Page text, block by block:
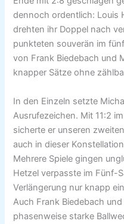
dennoch ordentlich: Louis
drehten ihr Doppel nach
punkteten souverän im
von Frank Biedebach und
knapper Sätze ohne
In den Einzeln setzte
Ausrufezeichen. Mit 11:2
sicherte er unseren
auch in dieser
Mehrere Spiele gingen
Hetzel verpasste im Fünf-
Verlängerung nur knapp
Auch Frank Biedebach
phasenweise starke